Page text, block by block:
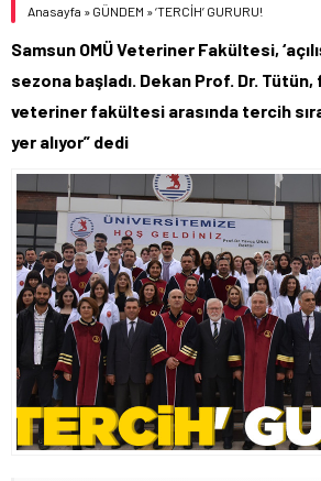
DOLAR
55,0063
Anasayfa » GÜNDEM »‘TERCİH’ GURURU!
Samsun OMÜ Veteriner Fakültesi,
sezona başladı. Dekan Prof. Dr.
veteriner fakültesi arasında tercih
yer alıyor” dedi